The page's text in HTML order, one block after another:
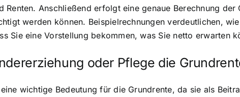
Renten. Anschließend erfolgt eine genaue Berechnung
werden können. Beispielrechnungen verdeutlichen,
Sie eine Vorstellung bekommen, was Sie netto erwarten
oder Pflege die
wichtige Bedeutung für die Grundrente, da sie als